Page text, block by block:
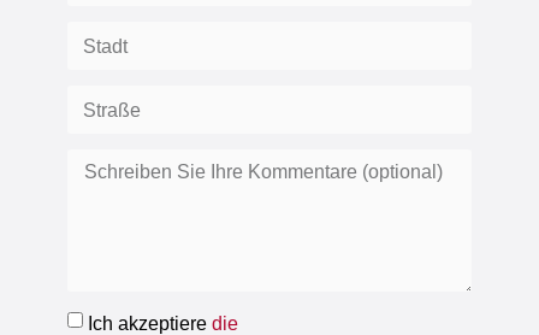
Ich akzeptieredie